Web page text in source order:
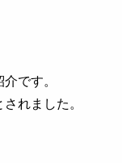
です。
れました。